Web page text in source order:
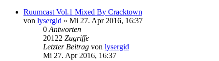
Ruumcast Vol.1 Mixed By Cracktown
von lysergid » Mi 27. Apr 2016, 16:37
0 Antworten
20122 Zugriffe
Letzter Beitrag von lysergid
Mi 27. Apr 2016, 16:37